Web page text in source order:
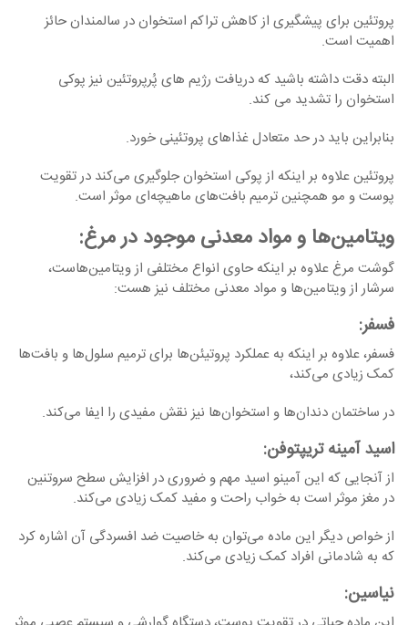
پروتئین برای پیشگیری از کاهش تراکم استخوان در سالمندان حائز
اهمیت است.
البته دقت داشته باشید که دریافت رژیم های پُرپروتئین نیز پوکی
استخوان را تشدید می کند.
بنابراین باید در حد متعادل غذاهای پروتئینی خورد.
پروتئین علاوه بر اینکه از پوکی استخوان جلوگیری می‌کند در تقویت
پوست و مو همچنین ترمیم بافت‌های ماهیچه‌ای موثر است.
ویتامین‌ها و مواد معدنی موجود در مرغ:
گوشت مرغ علاوه بر اینکه حاوی انواع مختلفی از ویتامین‌هاست،
سرشار از ویتامین‌ها و مواد معدنی مختلف نیز هست:
فسفر:
فسفر، علاوه بر اینکه به عملکرد پروتیئن‌ها برای ترمیم سلول‌ها و بافت‌ها
کمک زیادی می‌کند،
در ساختمان دندان‌ها و استخوان‌ها نیز نقش مفیدی را ایفا می‌کند.
اسید آمینه تریپتوفن:
از آنجایی که این آمینو اسید مهم و ضروری در افزایش سطح سروتنین
در مغز موثر است به خواب راحت و مفید کمک زیادی می‌کند.
از خواص دیگر این ماده می‌توان به خاصیت ضد افسردگی آن اشاره کرد
که به شادمانی افراد کمک زیادی می‌کند.
نیاسین: